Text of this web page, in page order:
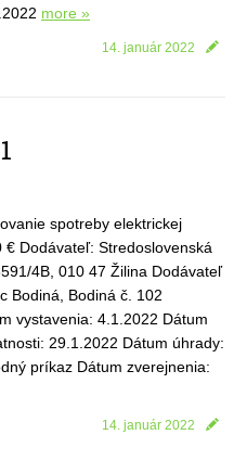
more »
14. január 2022
spotreby elektrickej
Dodávateľ: Stredoslovenská
4B, 010 47 Žilina Dodávateľ
Bodiná, Bodiná č. 102
vystavenia: 4.1.2022 Dátum
29.1.2022 Dátum úhrady:
príkaz Dátum zverejnenia:
14. január 2022